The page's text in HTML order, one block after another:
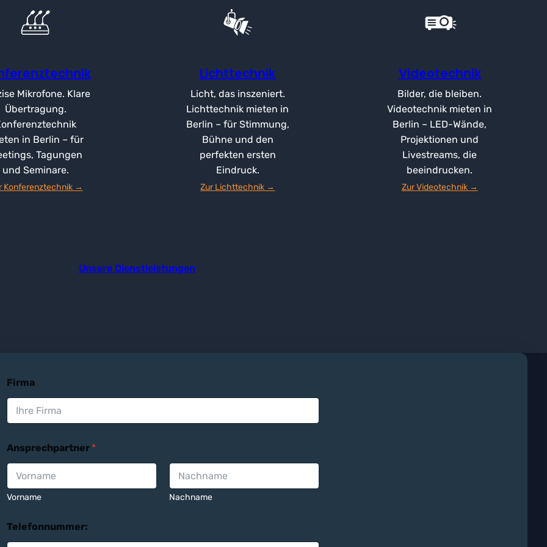
Mikrofone. Klare
Übertragung.
in Berlin – für
Tagungen
und Seminare.
Konferenztechnik →
Lichttechnik
Licht, das inszeniert.
Lichttechnik mieten in
Berlin – für Stimmung,
Bühne und den
perfekten ersten
Eindruck.
Zur Lichttechnik →
Videotechnik
Bilder, die bleiben.
Videotechnik mieten in
Berlin – LED-Wände,
Projektionen und
Livestreams, die
beeindrucken.
Zur Videotechnik →
Unsere Dienstleistungen
Firma
Ansprechpartner *
Vorname Nachname
Telefonnummer: